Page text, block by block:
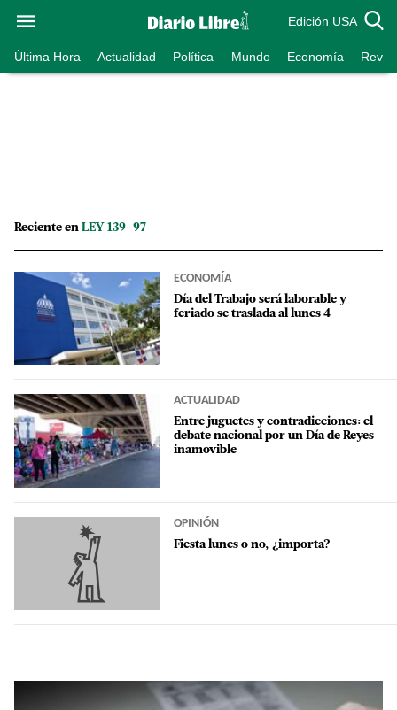
Edición USA
Última Hora Actualidad Política Mundo Economía
Reciente en LEY 139-97
ECONOMÍA
Día del Trabajo será laborable y
feriado se traslada al lunes 4
ACTUALIDAD
Entre juguetes y contradicciones: el
debate nacional por un Día de Reyes
inamovible
OPINIÓN
Fiesta lunes o no, ¿importa?